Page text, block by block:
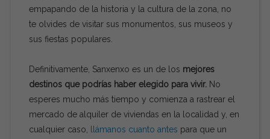
empapando de la historia y la cultura de la zona, no
te olvides de visitar sus monumentos, sus museos y
sus fiestas populares.
Definitivamente, Sanxenxo es un de los mejores
destinos que podrías haber elegido para vivir. No
esperes mucho más tiempo y comienza a rastrear el
mercado de alquiler de viviendas en la localidad y, en
cualquier caso, llámanos cuanto antes para que un